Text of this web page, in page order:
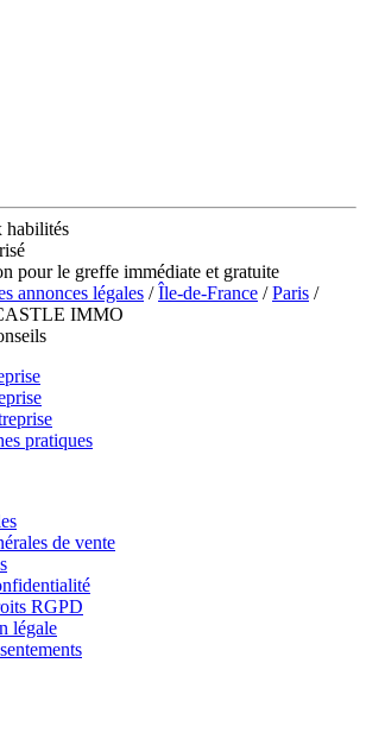
habilités
pour le greffe immédiate et gratuite
annonces légales /Île-de-France /Paris /
IMMO
pratiques
de vente
RGPD
légale